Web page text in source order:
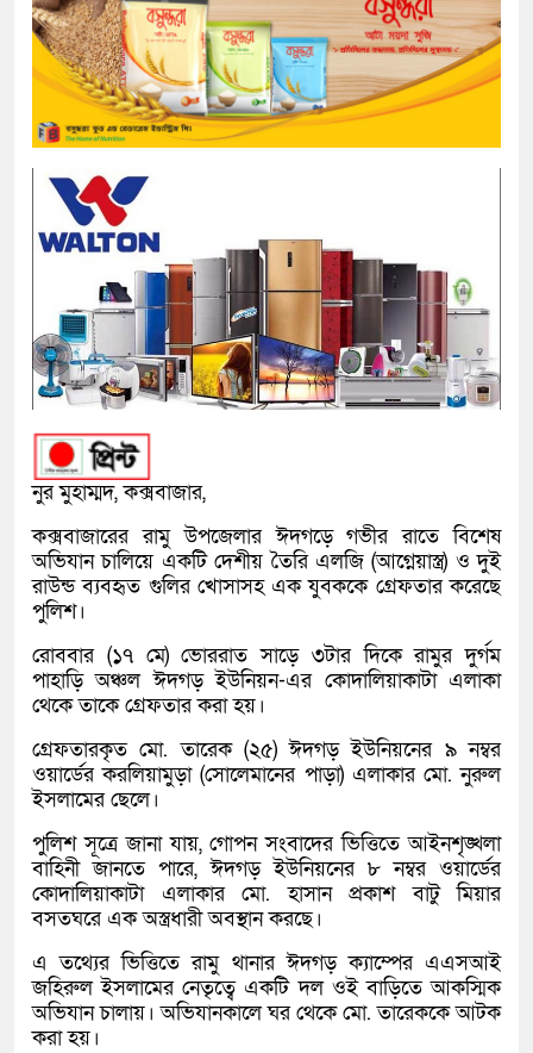
নুর মুহাম্মদ, কক্সবাজার,
কক্সবাজারের রামু উপজেলার ঈদগড়ে গভীর রাতে বিশেষ
অভিযান চালিয়ে একটি দেশীয় তৈরি এলজি (আগ্নেয়াস্ত্র) ও দুই
রাউন্ড ব্যবহৃত গুলির খোসাসহ এক যুবককে গ্রেফতার করেছে
পুলিশ।
রোববার (১৭ মে) ভোররাত সাড়ে ৩টার দিকে রামুর দুর্গম
পাহাড়ি অঞ্চল ঈদগড় ইউনিয়ন-এর কোদালিয়াকাটা এলাকা
থেকে তাকে গ্রেফতার করা হয়।
গ্রেফতারকৃত মো. তারেক (২৫) ঈদগড় ইউনিয়নের ৯ নম্বর
ওয়ার্ডের করলিয়ামুড়া (সোলেমানের পাড়া) এলাকার মো. নুরুল
ইসলামের ছেলে।
পুলিশ সূত্রে জানা যায়, গোপন সংবাদের ভিত্তিতে আইনশৃঙ্খলা
বাহিনী জানতে পারে, ঈদগড় ইউনিয়নের ৮ নম্বর ওয়ার্ডের
কোদালিয়াকাটা এলাকার মো. হাসান প্রকাশ বাটু মিয়ার
বসতঘরে এক অস্ত্রধারী অবস্থান করছে।
এ তথ্যের ভিত্তিতে রামু থানার ঈদগড় ক্যাম্পের এএসআই
জহিরুল ইসলামের নেতৃত্বে একটি দল ওই বাড়িতে আকস্মিক
অভিযান চালায়। অভিযানকালে ঘর থেকে মো. তারেককে আটক
করা হয়।